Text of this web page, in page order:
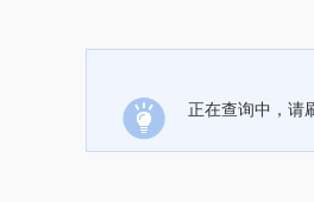
正在查询中，请